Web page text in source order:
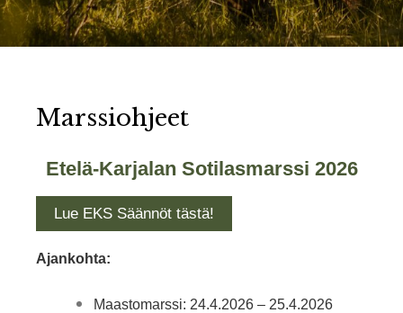
Marssiohjeet
Etelä-Karjalan Sotilasmarssi 2026
Lue EKS Säännöt tästä!
Ajankohta:
Maastomarssi: 24.4.2026 – 25.4.2026